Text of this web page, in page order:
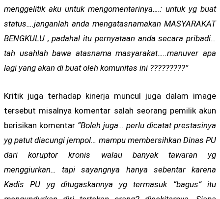
menggelitik aku untuk mengomentarinya….: untuk yg buat
status….janganlah anda mengatasnamakan MASYARAKAT
BENGKULU , padahal itu pernyataan anda secara pribadi…
tah usahlah bawa atasnama masyarakat…..manuver apa
lagi yang akan di buat oleh komunitas ini ?????????”
Kritik juga terhadap kinerja muncul juga dalam image
tersebut misalnya komentar salah seorang pemilik akun
berisikan komentar “Boleh juga… perlu dicatat prestasinya
yg patut diacungi jempol… mampu membersihkan Dinas PU
dari koruptor kronis walau banyak tawaran yg
menggiurkan… tapi sayangnya hanya sebentar karena
Kadis PU yg ditugaskannya yg termasuk “bagus” itu